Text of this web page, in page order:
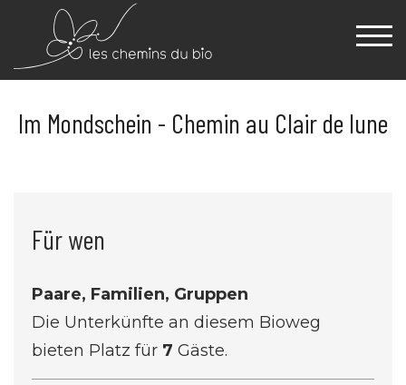
Im Mondschein - Chemin au Clair de lune
Für wen
Paare, Familien, Gruppen
Die Unterkünfte an diesem Bioweg
bieten Platz für 7 Gäste.